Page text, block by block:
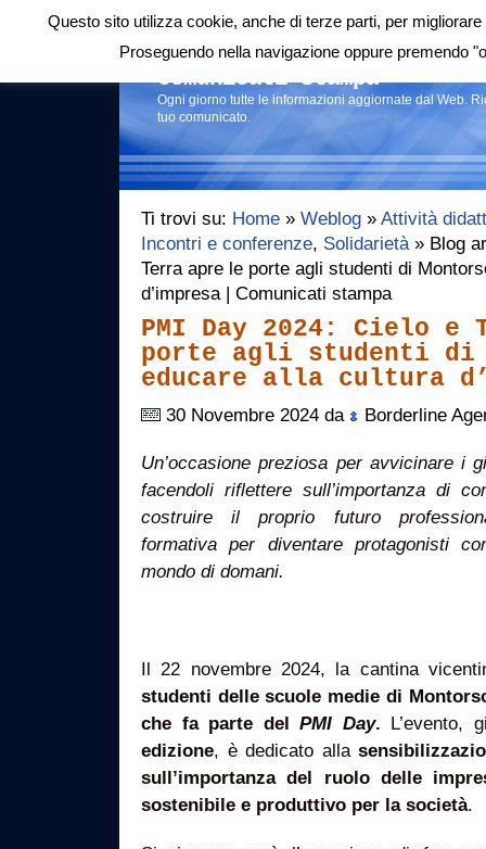
Login|RSS |
Comunicati stampa
Ogni giorno tutte le informazioni aggiornate dal Web.
tuo comunicato.
Ti trovi su: Home » Weblog » Attività
Incontri e conferenze, Solidarietà» Blog
Terra apre le porte agli studenti di
d’impresa | Comunicati stampa
PMI Day 2024: Cielo e
porte agli studenti di
educare alla cultura
30 Novembre 2024 da Borderline
Un’occasione preziosa per avvicinare i
facendoli riflettere sull’importanza di
costruire il proprio futuro
formativa per diventare protagonisti
mondo di domani.
Il 22 novembre 2024, la cantina
studenti delle scuole medie di
che fa parte del PMI Day. L’evento,
edizione, è dedicato alla
sull’importanza del ruolo delle
sostenibile e produttivo per la società.
Questo sito utilizza cookie, anche di terze parti, per
Proseguendo nella navigazione oppure premendo